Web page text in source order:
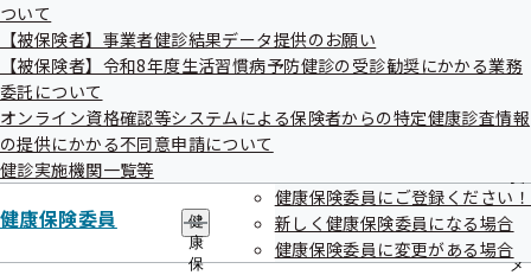
届
出
一
覧
ブ
メ
ニ
ュ
指
の
内
の
サ
ブ
メ
ついて
【被保険者】事業者健診結果データ提供のお願い
【被保険者】令和8年度生活習慣病予防健診の受診勧奨にかかる業務
委託について
オンライン資格確認等システムによる保険者からの特定健康診査情報
の提供にかかる不同意申請について
健診実施機関一覧等
健康保険委員
健
康
保
健康保険委員にご登録ください！
新しく健康保険委員になる場合
健康保険委員に変更がある場合
△▼△▼△▼△▼△▼△▼△▼△▼△▼△▼△▼△
協会けんぽ山形支部
メールマガジン 臨時号
令和7年7月30日発行
▲△▲△▲△▲△▲△▲△▲△▲△▲△▲△▲△▲